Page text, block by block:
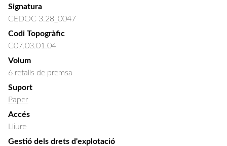
Signatura
CEDOC 3.28_0047
Codi Topogràfic
C07.03.01.04
Volum
6 retalls de premsa
Suport
Paper
Accés
Lliure
Gestió dels drets d'explotació